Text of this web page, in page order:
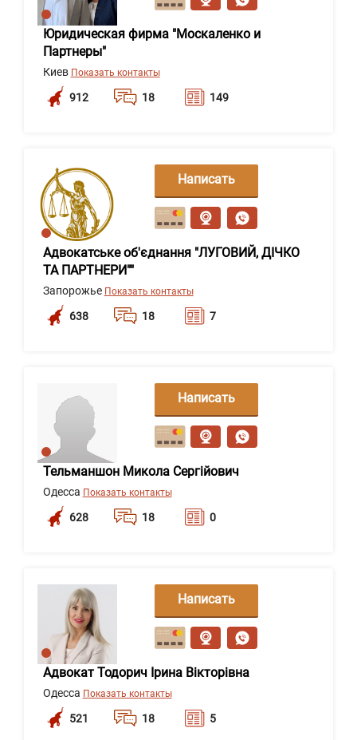
Юридическая фирма "Москаленко и
Партнеры"
Киев Показать контакты
912 18 149
Адвокатське об'єднання "ЛУГОВИЙ, ДІЧКО
ТА ПАРТНЕРИ""
Запорожье Показать контакты
638 18 7
Написать
сообщение
Тельманшон Микола Сергійович
Одесса Показать контакты
628 18 0
Написать
сообщение
Адвокат Тодорич Ірина Вікторівна
Одесса Показать контакты
521 18 5
Написать
сообщение